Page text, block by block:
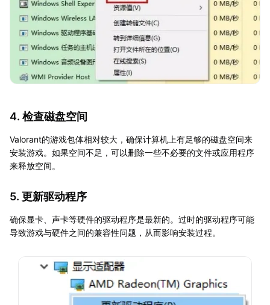
4. 检查磁盘空间
Valorant的游戏包体相对较大，确保计算机上有足够的磁盘空间来
安装游戏。如果空间不足，可以删除一些不必要的文件或应用程序
来释放空间。
5. 更新驱动程序
确保显卡、声卡等硬件的驱动程序是最新的。过时的驱动程序可能
导致游戏与硬件之间的兼容性问题，从而影响安装过程。